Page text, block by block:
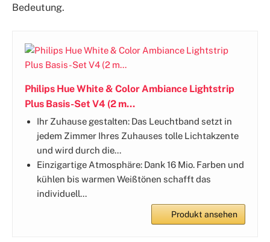
Bedeutung.
Philips Hue White & Color Ambiance Lightstrip
Plus Basis-Set V4 (2 m...
Ihr Zuhause gestalten: Das Leuchtband setzt in
jedem Zimmer Ihres Zuhauses tolle Lichtakzente
und wird durch die...
Einzigartige Atmosphäre: Dank 16 Mio. Farben und
kühlen bis warmen Weißtönen schafft das
individuell...
Produkt ansehen